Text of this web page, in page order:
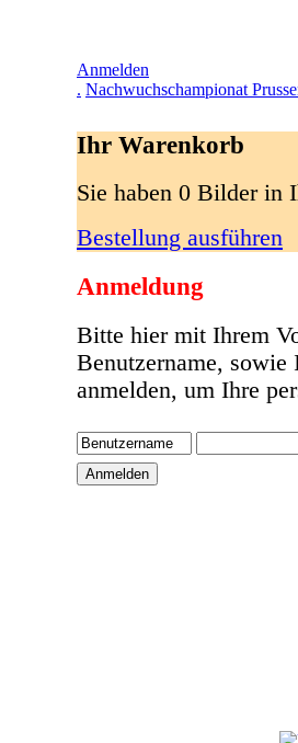
Anmelden
. Nachwuchschampionat
Ihr Warenkorb
Sie haben 0 Bilder in
Bestellung ausführen
Anmeldung
Bitte hier mit Ihrem
Benutzername, sowie
anmelden, um Ihre